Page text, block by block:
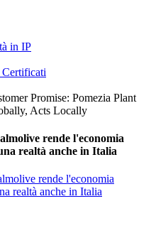
in IP
rende l'economia
realtà anche in Italia
rende l'economia
realtà anche in Italia